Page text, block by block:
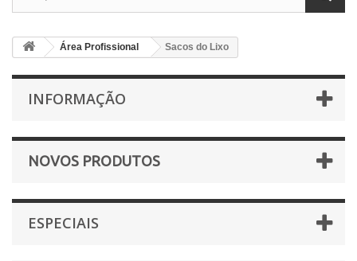
Área Profissional Sacos do Lixo
INFORMAÇÃO
NOVOS PRODUTOS
ESPECIAIS